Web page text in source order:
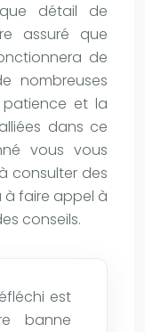
détail de
assuré que
de
nombreuses
patience et la
dans ce
vous vous
consulter des
à faire appel à
conseils.
est
banne